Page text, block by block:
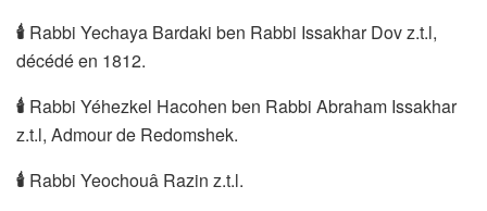
🕯 Rabbi Yechaya Bardaki ben Rabbi Issakhar Dov z.t.l,
décédé en 1812.
🕯 Rabbi Yéhezkel Hacohen ben Rabbi Abraham Issakhar
z.t.l, Admour de Redomshek.
🕯 Rabbi Yeochouâ Razin z.t.l.